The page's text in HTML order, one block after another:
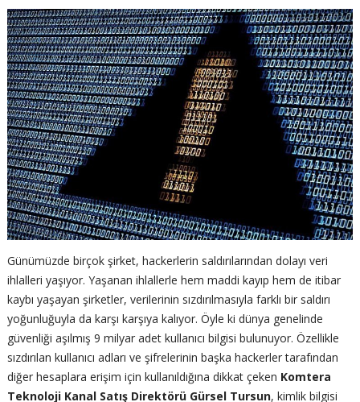
Günümüzde birçok şirket, hackerlerin saldırılarından dolayı veri
ihlalleri yaşıyor. Yaşanan ihlallerle hem maddi kayıp hem de itibar
kaybı yaşayan şirketler, verilerinin sızdırılmasıyla farklı bir saldırı
yoğunluğuyla da karşı karşıya kalıyor. Öyle ki dünya genelinde
güvenliği aşılmış 9 milyar adet kullanıcı bilgisi bulunuyor. Özellikle
sızdırılan kullanıcı adları ve şifrelerinin başka hackerler tarafından
diğer hesaplara erişim için kullanıldığına dikkat çeken Komtera
Teknoloji Kanal Satış Direktörü Gürsel Tursun, kimlik bilgisi